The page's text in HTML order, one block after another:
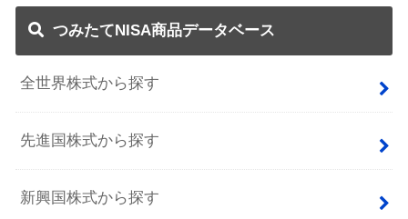
つみたてNISA商品データベース
全世界株式から探す
先進国株式から探す
新興国株式から探す